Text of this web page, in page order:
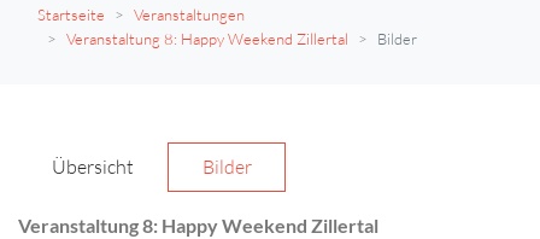
Startseite
Veranstaltungen
Veranstaltung 8: Happy Weekend Zillertal
Bilder
Übersicht Bilder
Veranstaltung 8: Happy Weekend Zillertal